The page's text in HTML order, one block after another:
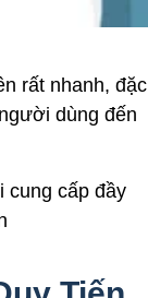
rất nhanh, đặc
dùng đến
cung cấp đầy